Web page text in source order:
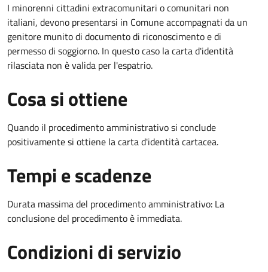
I minorenni cittadini extracomunitari o comunitari non
italiani, devono presentarsi in Comune accompagnati da un
genitore munito di documento di riconoscimento e di
permesso di soggiorno. In questo caso la carta d'identità
rilasciata non è valida per l'espatrio.
Cosa si ottiene
Quando il procedimento amministrativo si conclude
positivamente si ottiene la carta d'identità cartacea.
Tempi e scadenze
Durata massima del procedimento amministrativo: La
conclusione del procedimento è immediata.
Condizioni di servizio